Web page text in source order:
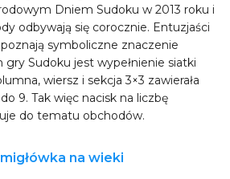
Dniem Sudoku w 2013 roku i
odbywają się corocznie. Entuzjaści
symboliczne znaczenie
gry Sudoku jest wypełnienie siatki
wiersz i sekcja 3×3 zawierała
9. Tak więc nacisk na liczbę
do tematu obchodów.
na wieki